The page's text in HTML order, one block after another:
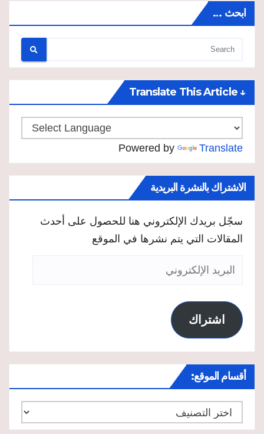
ابحث …
↓ Translate This Article
Powered by Translate
الاشتراك بالنشرة البريدية
سجّل بريدك الإلكتروني هنا للحصول على أحدث
المقالات التي يتم نشرها في الموقع
البريد
اشتراك
أقسام الموقع:
أقسام
الموقع: